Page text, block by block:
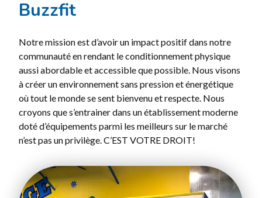
Buzzfit
Notre mission est d’avoir un impact positif dans notre
communauté en rendant le conditionnement physique
aussi abordable et accessible que possible. Nous visons
à créer un environnement sans pression et énergétique
où tout le monde se sent bienvenu et respecte. Nous
croyons que s’entrainer dans un établissement moderne
doté d’équipements parmi les meilleurs sur le marché
n’est pas un privilège. C’EST VOTRE DROIT!